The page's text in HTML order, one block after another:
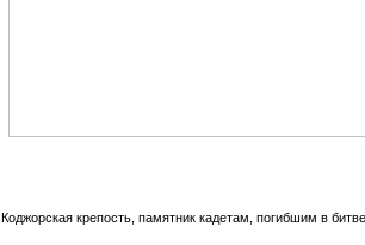
Коджорская крепость, памятник кадетам, погибшим в